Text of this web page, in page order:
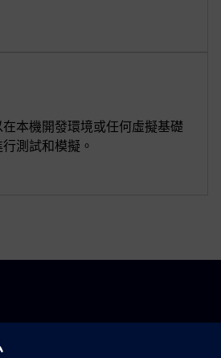
本機開發環境或任何虛擬基礎
測試和模擬。
始使用